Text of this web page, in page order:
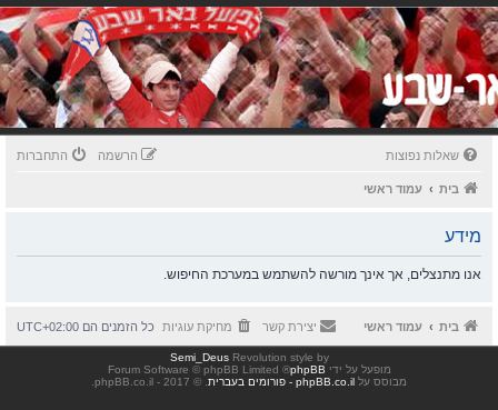
שאלות נפוצות התחברות הרשמה
בית עמוד ראשי
מידע
אנו מתנצלים, אך אינך מורשה להשתמש במערכת החיפוש.
בית עמוד ראשי כל הזמנים הם UTC+02:00 מחיקת עוגיות יצירת קשר
Revolution style by
Semi_Deus
מופעל על ידי phpBB
® Forum Software © phpBB Limited
מבוסס על phpBB.co.il - פורומים בעברית . © 2017 - phpBB.co.il.